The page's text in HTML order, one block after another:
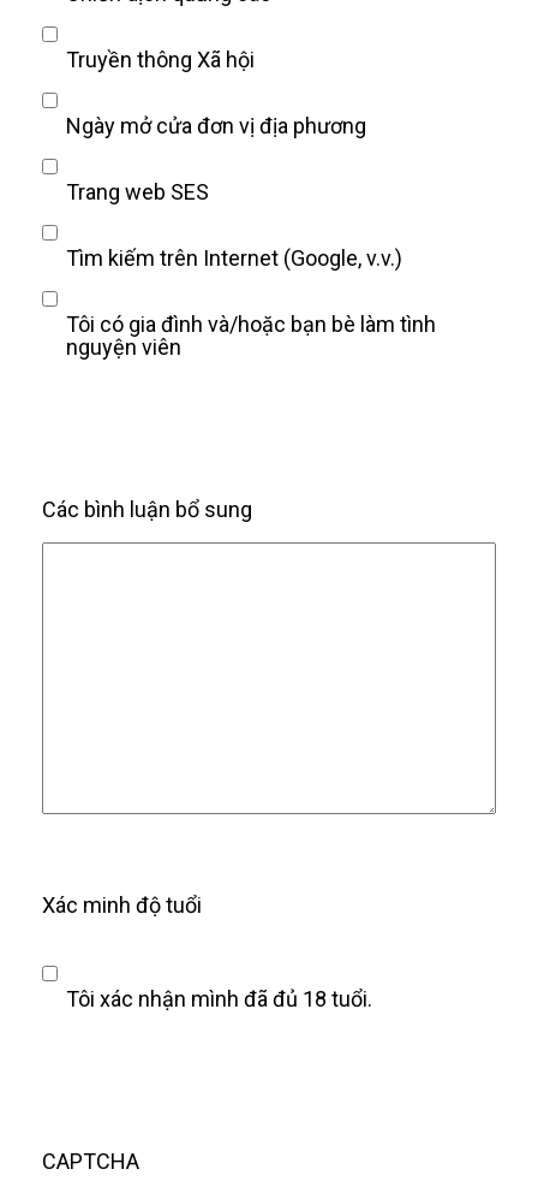
Truyền thông Xã hội
Ngày mở cửa đơn vị địa phương
Trang web SES
Tìm kiếm trên Internet (Google, v.v.)
Tôi có gia đình và/hoặc bạn bè làm tình
nguyện viên
Các bình luận bổ sung
Xác minh độ tuổi
Tôi xác nhận mình đã đủ 18 tuổi.
CAPTCHA